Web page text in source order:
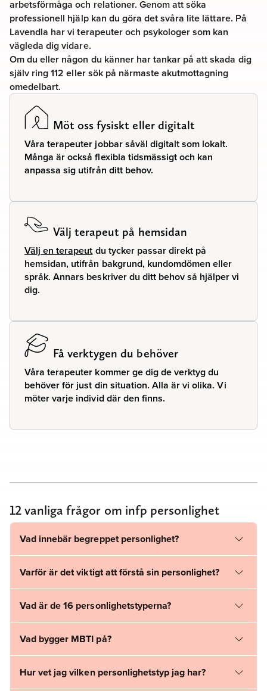
arbetsförmåga och relationer. Genom att söka
professionell hjälp kan du göra det svåra lite lättare. På
Lavendla har vi terapeuter och psykologer som kan
vägleda dig vidare.
Om du eller någon du känner har tankar på att skada dig
själv ring 112 eller sök på närmaste akutmottagning
omedelbart.
Möt oss fysiskt eller digitalt
Våra terapeuter jobbar såväl digitalt som lokalt.
Många är också flexibla tidsmässigt och kan
anpassa sig utifrån ditt behov.
Välj terapeut på hemsidan
Välj en terapeut du tycker passar direkt på
hemsidan, utifrån bakgrund, kundomdömen eller
språk. Annars beskriver du ditt behov så hjälper vi
dig.
Få verktygen du behöver
Våra terapeuter kommer ge dig de verktyg du
behöver för just din situation. Alla är vi olika. Vi
möter varje individ där den finns.
12 vanliga frågor om infp personlighet
Vad innebär begreppet personlighet?
Varför är det viktigt att förstå sin personlighet?
Vad är de 16 personlighetstyperna?
Vad bygger MBTI på?
Hur vet jag vilken personlighetstyp jag har?